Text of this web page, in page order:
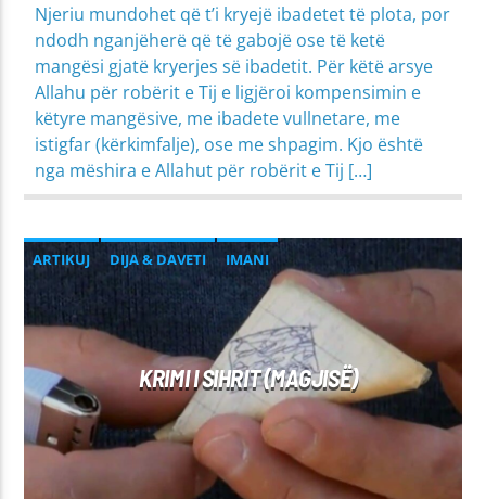
Njeriu mundohet që t’i kryejë ibadetet të plota, por
ndodh nganjëherë që të gabojë ose të ketë
mangësi gjatë kryerjes së ibadetit. Për këtë arsye
Allahu për robërit e Tij e ligjëroi kompensimin e
këtyre mangësive, me ibadete vullnetare, me
istigfar (kërkimfalje), ose me shpagim. Kjo është
nga mëshira e Allahut për robërit e Tij […]
ARTIKUJ DIJA & DAVETI
IMANI
MIRËSJELLJA - EDUKATA FETARE
PROBLEME SHPIRTËRORE & SHOQËRORE
KRIMI I SIHRIT (MAGJISË)